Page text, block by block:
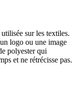
sur les textiles.
logo ou une image
polyester qui
et ne rétrécisse pas.